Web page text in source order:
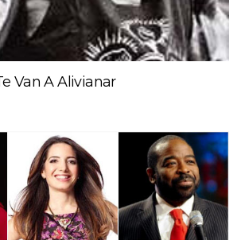
Van A Alivianar